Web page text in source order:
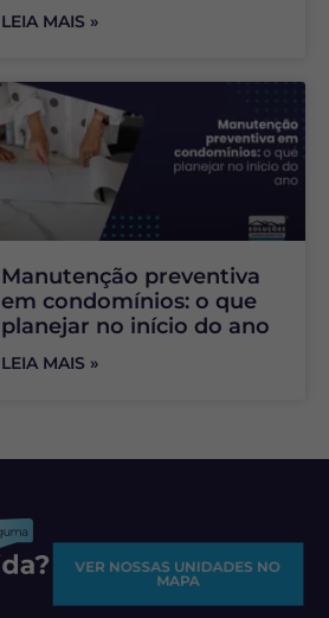
LEIA MAIS »
Manutenção preventiva
em condomínios: o que
planejar no início do ano
LEIA MAIS »
VER NOSSAS UNIDADES NO
MAPA